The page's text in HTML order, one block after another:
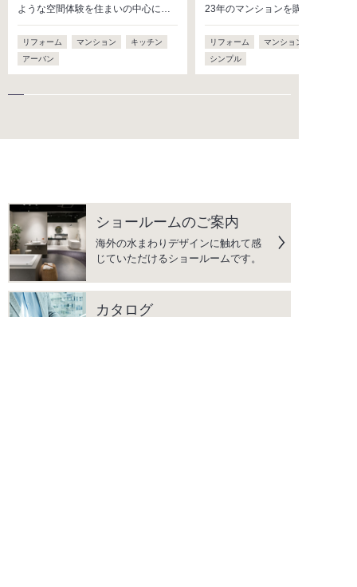
ような空間体験を住まいの中心に…
リフォーム マンション
キッチン
アーバン
23年のマンションを購入し…
リフォーム マンション
シンプル
ショールームのご案内
海外の水まわりデザインに触れて感
じていただけるショールームです。
カタログ